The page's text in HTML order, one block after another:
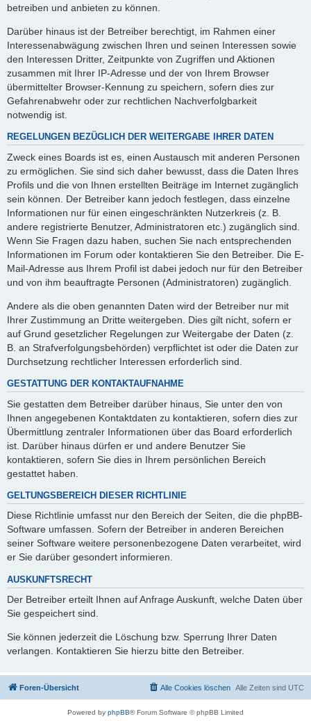
betreiben und anbieten zu können.
Darüber hinaus ist der Betreiber berechtigt, im Rahmen einer
Interessenabwägung zwischen Ihren und seinen Interessen sowie
den Interessen Dritter, Zeitpunkte von Zugriffen und Aktionen
zusammen mit Ihrer IP-Adresse und der von Ihrem Browser
übermittelter Browser-Kennung zu speichern, sofern dies zur
Gefahrenabwehr oder zur rechtlichen Nachverfolgbarkeit
notwendig ist.
REGELUNGEN BEZÜGLICH DER WEITERGABE IHRER DATEN
Zweck eines Boards ist es, einen Austausch mit anderen Personen
zu ermöglichen. Sie sind sich daher bewusst, dass die Daten Ihres
Profils und die von Ihnen erstellten Beiträge im Internet zugänglich
sein können. Der Betreiber kann jedoch festlegen, dass einzelne
Informationen nur für einen eingeschränkten Nutzerkreis (z. B.
andere registrierte Benutzer, Administratoren etc.) zugänglich sind.
Wenn Sie Fragen dazu haben, suchen Sie nach entsprechenden
Informationen im Forum oder kontaktieren Sie den Betreiber. Die E-
Mail-Adresse aus Ihrem Profil ist dabei jedoch nur für den Betreiber
und von ihm beauftragte Personen (Administratoren) zugänglich.
Andere als die oben genannten Daten wird der Betreiber nur mit
Ihrer Zustimmung an Dritte weitergeben. Dies gilt nicht, sofern er
auf Grund gesetzlicher Regelungen zur Weitergabe der Daten (z.
B. an Strafverfolgungsbehörden) verpflichtet ist oder die Daten zur
Durchsetzung rechtlicher Interessen erforderlich sind.
GESTATTUNG DER KONTAKTAUFNAHME
Sie gestatten dem Betreiber darüber hinaus, Sie unter den von
Ihnen angegebenen Kontaktdaten zu kontaktieren, sofern dies zur
Übermittlung zentraler Informationen über das Board erforderlich
ist. Darüber hinaus dürfen er und andere Benutzer Sie
kontaktieren, sofern Sie dies in Ihrem persönlichen Bereich
gestattet haben.
GELTUNGSBEREICH DIESER RICHTLINIE
Diese Richtlinie umfasst nur den Bereich der Seiten, die die phpBB-
Software umfassen. Sofern der Betreiber in anderen Bereichen
seiner Software weitere personenbezogene Daten verarbeitet, wird
er Sie darüber gesondert informieren.
AUSKUNFTSRECHT
Der Betreiber erteilt Ihnen auf Anfrage Auskunft, welche Daten über
Sie gespeichert sind.
Sie können jederzeit die Löschung bzw. Sperrung Ihrer Daten
verlangen. Kontaktieren Sie hierzu bitte den Betreiber.
Foren-Übersicht Alle Zeiten sind UTC
Alle Cookies löschen
Powered by phpBB® Forum Software © phpBB Limited